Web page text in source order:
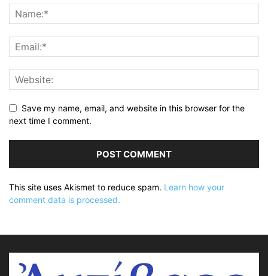
Save my name, email, and website in this browser for the
next time I comment.
This site uses Akismet to reduce spam. Learn how your
comment data is processed.